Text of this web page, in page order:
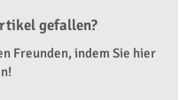
gefallen?
Freunden, indem Sie hier